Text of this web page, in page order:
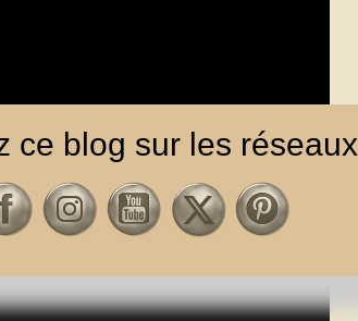
ce blog sur les réseaux